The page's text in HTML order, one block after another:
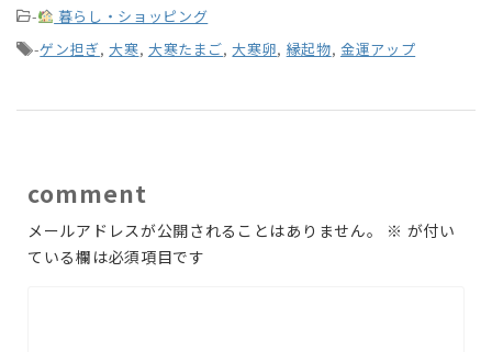
-
暮らし・ショッピング
-ゲン担ぎ,大寒, 大寒たまご,大寒卵, 縁起物, 金運アップ
comment
メールアドレスが公開されることはありません。 ※ が付い
ている欄は必須項目です